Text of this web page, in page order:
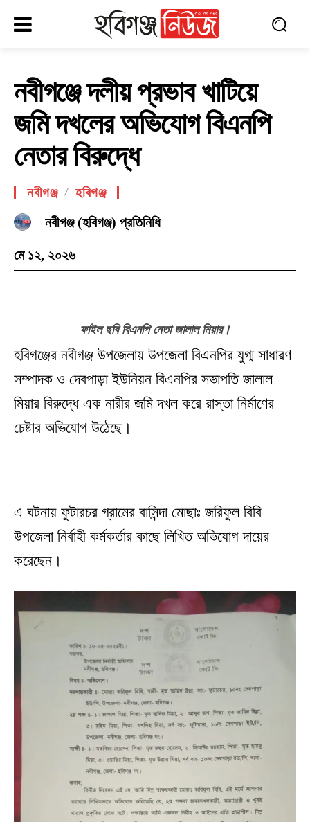
নবীগঞ্জে দলীয় প্রভাব খাটিয়ে
জমি দখলের অভিযোগ বিএনপি
নেতার বিরুদ্ধে
নবীগঞ্জ
হবিগঞ্জ
নবীগঞ্জ (হবিগঞ্জ) প্রতিনিধি
মে ১২, ২০২৬
ফাইল ছবি বিএনপি নেতা জালাল মিয়ার।
হবিগঞ্জের নবীগঞ্জ উপজেলায় উপজেলা বিএনপির যুগ্ম সাধারণ
সম্পাদক ও দেবপাড়া ইউনিয়ন বিএনপির সভাপতি জালাল
মিয়ার বিরুদ্ধে এক নারীর জমি দখল করে রাস্তা নির্মাণের
চেষ্টার অভিযোগ উঠেছে।
এ ঘটনায় ফুটারচর গ্রামের বাসিন্দা মোছাঃ জরিফুল বিবি
উপজেলা নির্বাহী কর্মকর্তার কাছে লিখিত অভিযোগ দায়ের
করেছেন।